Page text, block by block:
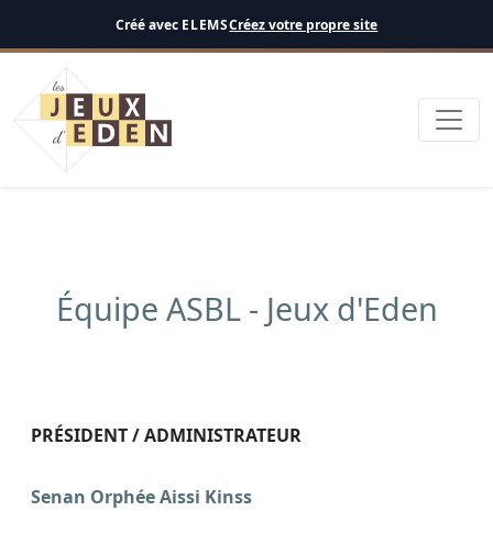
Créé avec ELEMSCréez votre propre site
Français
Équipe ASBL - Jeux d'Eden
PRÉSIDENT / ADMINISTRATEUR
Senan Orphée Aissi Kinss